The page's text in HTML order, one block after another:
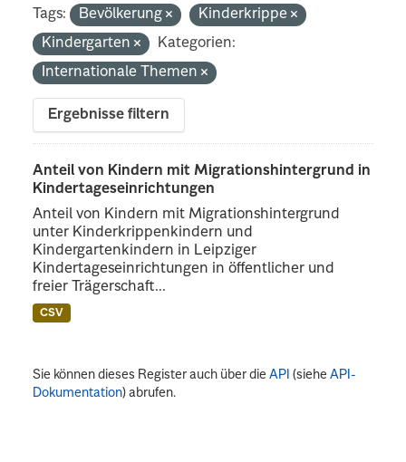
Tags:
Bevölkerung
Kinderkrippe
Kindergarten
Kategorien:
Internationale Themen
Ergebnisse filtern
Anteil von Kindern mit Migrationshintergrund in
Kindertageseinrichtungen
Anteil von Kindern mit Migrationshintergrund
unter Kinderkrippenkindern und
Kindergartenkindern in Leipziger
Kindertageseinrichtungen in öffentlicher und
freier Trägerschaft...
CSV
Sie können dieses Register auch über dieAPI (sieheAPI-
Dokumentation) abrufen.